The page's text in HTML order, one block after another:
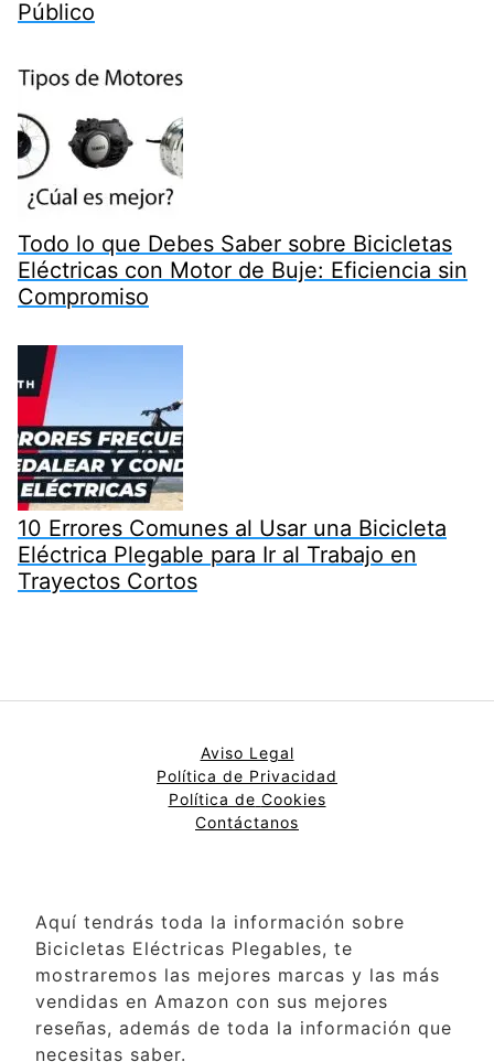
Público
Todo lo que Debes Saber sobre Bicicletas
Eléctricas con Motor de Buje: Eficiencia sin
Compromiso
10 Errores Comunes al Usar una Bicicleta
Eléctrica Plegable para Ir al Trabajo en
Trayectos Cortos
Aviso Legal
Política de Privacidad
Política de Cookies
Contáctanos
Aquí tendrás toda la información sobre
Bicicletas Eléctricas Plegables, te
mostraremos las mejores marcas y las más
vendidas en Amazon con sus mejores
reseñas, además de toda la información que
necesitas saber.